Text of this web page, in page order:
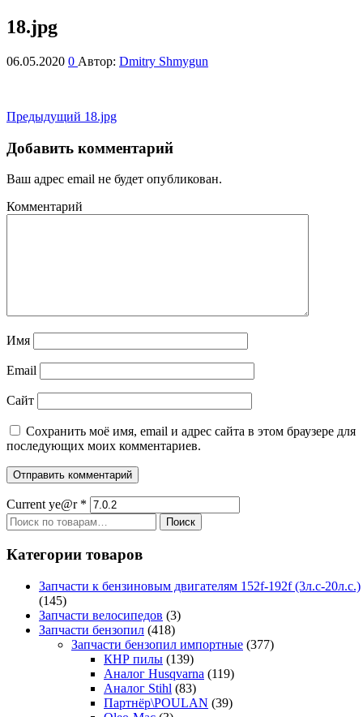
18.jpg
06.05.2020 0 Автор: Dmitry Shmygun
Навигация
по
записям
Предыдущая
Предыдущий 18.jpg
Добавить комментарий
Ваш адрес email не будет опубликован.
Комментарий
Имя
Email
Сайт
Сохранить моё имя, email и адрес сайта в этом браузере для
последующих моих комментариев.
Current ye@r *
Искать:
Поиск
Категории товаров
Запчасти к бензиновым двигателям 152f-192f (3л.с-20л.с.)
(145)
Запчасти велосипедов (3)
Запчасти бензопил (418)
Запчасти бензопил импортные (377)
КНР пилы (139)
Аналог Husqvarna (119)
Аналог Stihl (83)
Партнёр\POULAN (39)